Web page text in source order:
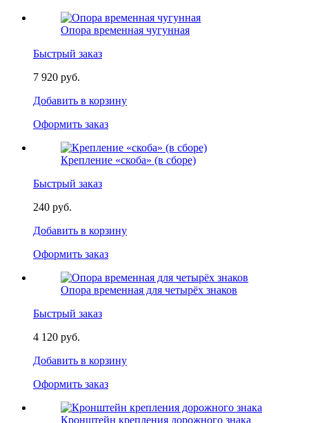
Опора временная чугунная
Быстрый заказ
7 920 руб.
Добавить в корзину
Оформить заказ
Крепление «скоба» (в сборе)
Быстрый заказ
240 руб.
Добавить в корзину
Оформить заказ
Опора временная для четырёх знаков
Быстрый заказ
4 120 руб.
Добавить в корзину
Оформить заказ
Кронштейн крепления дорожного знака